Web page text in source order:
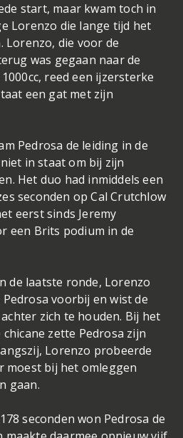
start, maar kwam toch in
Lorenzo die lange tijd het
Lorenzo, die voor de
was gegaan naar de
reed een ijzersterke
een gat met zijn
Pedrosa de leiding in de
in staat om bij zijn
Het duo had inmiddels een
seconden op Cal Crutchlow
eerst sinds Jeremy
een Brits podium in de
de laatste ronde, Lorenzo
voorbij en wist de
zich te houden. Bij het
zette Pedrosa zijn
Lorenzo probeerde
moest bij het omleggen
gaan.
seconden won Pedrosa de